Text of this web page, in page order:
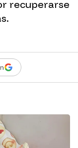
recuperarse